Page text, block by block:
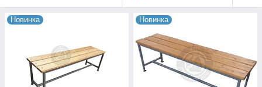
механическим повреждениям и перепадам температуры.
В зависимости от задач, гардеробные скамейки могут быть
выполнены в разных вариантах: стандартные, со спинкой
или без нее, а также в составе комплексных решений с
вешалками и крючками для одежды. Это позволяет
эффективно организовать пространство даже в помещениях
с высокой проходимостью.
Новинка Новинка